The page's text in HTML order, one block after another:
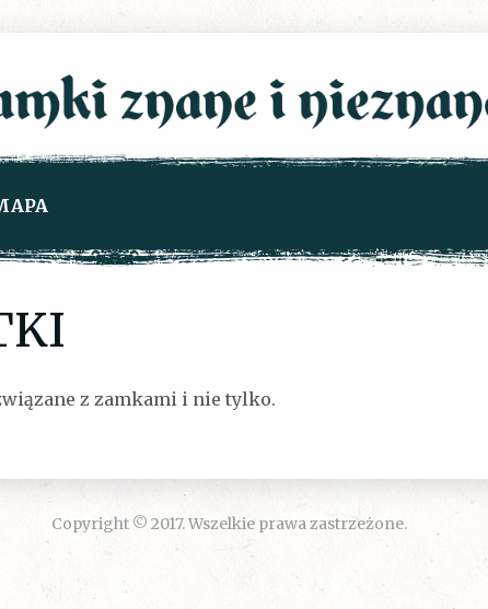
z zamkami i nie tylko.
Copyright © 2017. Wszelkie prawa zastrzeżone.